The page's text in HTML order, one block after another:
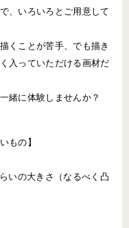
、いろいろとご用意して
くことが苦手、でも描き
入っていただける画材だ
緒に体験しませんか？
もの】
いの大きさ（なるべく凸